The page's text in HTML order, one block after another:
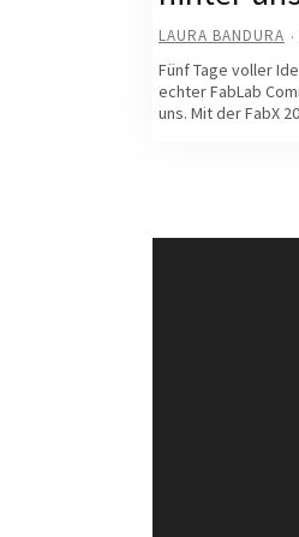
LAURA BANDURA
Fünf Tage voller
echter FabLab
uns. Mit der FabX